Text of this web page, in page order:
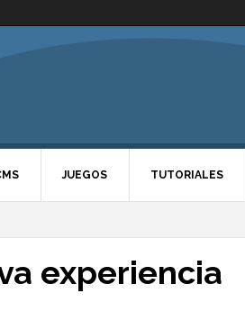
JUEGOS TUTORIALES
experiencia